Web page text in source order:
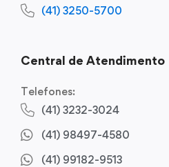
(41) 3250-5700
Central de Atendimento
Telefones:
(41) 3232-3024
(41) 98497-4580
(41) 99182-9513